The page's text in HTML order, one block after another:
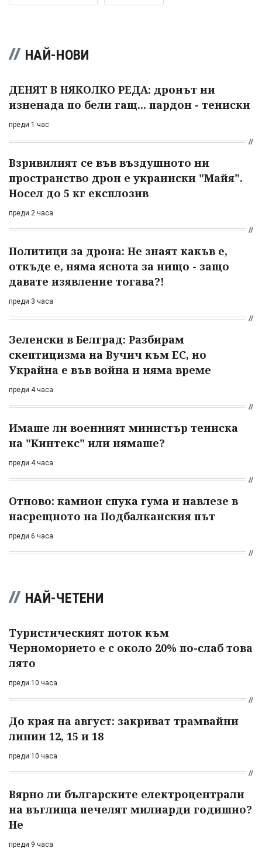
НАЙ-НОВИ
ДЕНЯТ В НЯКОЛКО РЕДА: дронът ни
изненада по бели гащ... пардон - тениски
преди 1 час
Взривилият се във въздушното ни
пространство дрон е украински "Майя".
Носел до 5 кг експлозив
преди 2 часа
Политици за дрона: Не знаят какъв е,
откъде е, няма яснота за нищо - защо
давате изявление тогава?!
преди 3 часа
Зеленски в Белград: Разбирам
скептицизма на Вучич към ЕС, но
Украйна е във война и няма време
преди 4 часа
Имаше ли военният министър тениска
на "Кинтекс" или нямаше?
преди 4 часа
Отново: камион спука гума и навлезе в
насрещното на Подбалканския път
преди 6 часа
НАЙ-ЧЕТЕНИ
Туристическият поток към
Черноморието е с около 20% по-слаб това
лято
преди 10 часа
До края на август: закриват трамвайни
линии 12, 15 и 18
преди 10 часа
Вярно ли българските електроцентрали
на въглища печелят милиарди годишно?
Не
преди 9 часа